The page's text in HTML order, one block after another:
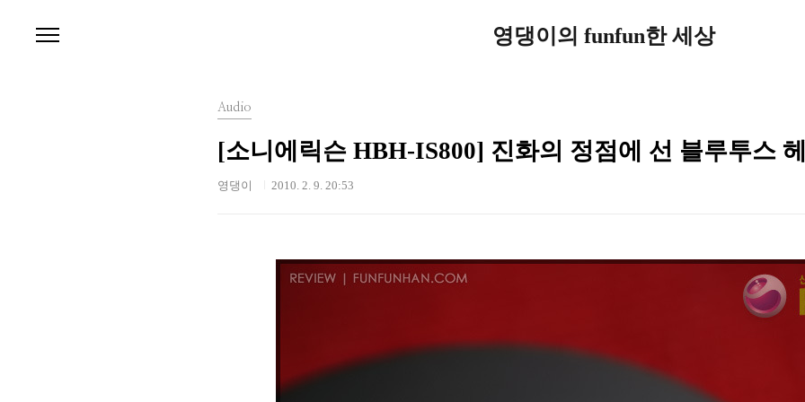
영댕이의 funfun한 세상
Audio
[소니에릭슨 HBH-IS800] 진화의 정점에 선 블루투스
영댕이 2010. 2. 9. 20:53